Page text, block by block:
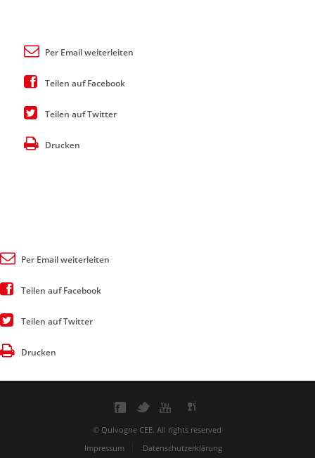
Per Email weiterleiten
Teilen auf Facebook
Teilen auf Twitter
Drucken
Per Email weiterleiten
Teilen auf Facebook
Teilen auf Twitter
Drucken
© Quivogne CEE. All rights reserved
Impressum
Datenschutzerklärung